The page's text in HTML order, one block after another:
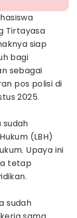
Tirtayasa
siap
bagi
sebagai
pos polisi di
2025.
sudah
(LBH)
Upaya ini
tetap
sudah